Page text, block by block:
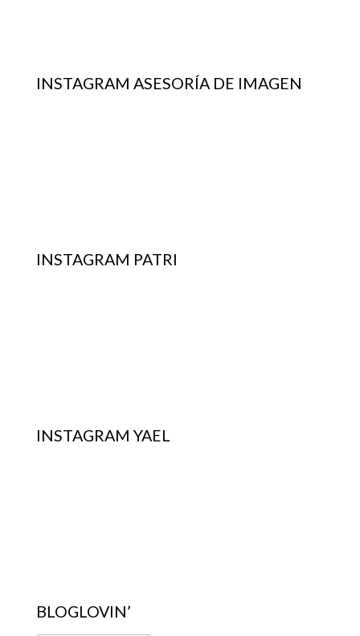
INSTAGRAM ASESORÍA DE IMAGEN
INSTAGRAM PATRI
INSTAGRAM YAEL
BLOGLOVIN’